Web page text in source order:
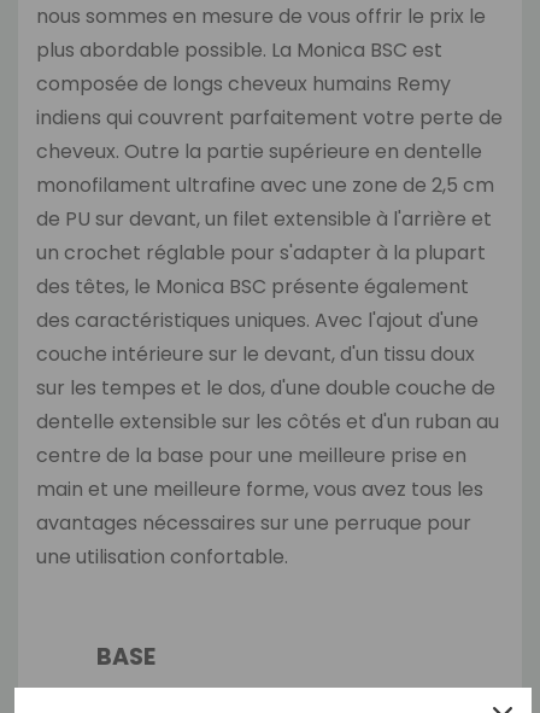
nous sommes en mesure de vous offrir le prix le
plus abordable possible. La Monica BSC est
composée de longs cheveux humains Remy
indiens qui couvrent parfaitement votre perte de
cheveux. Outre la partie supérieure en dentelle
monofilament ultrafine avec une zone de 2,5 cm
de PU sur devant, un filet extensible à l'arrière et
un crochet réglable pour s'adapter à la plupart
des têtes, le Monica BSC présente également
des caractéristiques uniques. Avec l'ajout d'une
couche intérieure sur le devant, d'un tissu doux
sur les tempes et le dos, d'une double couche de
dentelle extensible sur les côtés et d'un ruban au
centre de la base pour une meilleure prise en
main et une meilleure forme, vous avez tous les
avantages nécessaires sur une perruque pour
une utilisation confortable.
BASE